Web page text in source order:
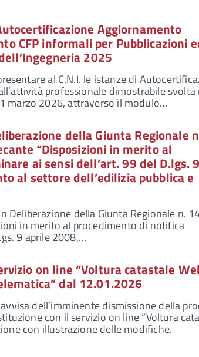
Aggiornamento
CFP informali per Pubblicazioni
2025
al C.N.I. le istanze di
professionale dimostrabile svolta
marzo 2026, attraverso il modulo…
della Giunta Regionale
“Disposizioni in merito al
ai sensi dell’art. 99 del D.lgs. 9
al settore dell’edilizia pubblica e
Deliberazione della Giunta Regionale n.
in merito al procedimento di notifica
9 aprile 2008,…
on line “Voltura catastale
dal 12.01.2026
dell’imminente dismissione della
con il servizio on line “Voltura
con illustrazione delle modifiche.